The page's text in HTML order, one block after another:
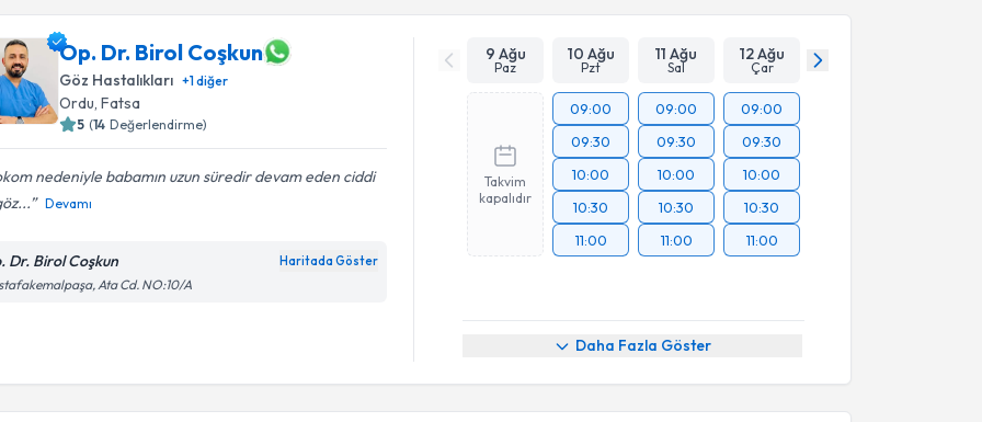
Op. Dr. Birol Coşkun
Göz Hastalıkları +1diğer
Ordu,Fatsa
5 (14 Değerlendirme)
nedeniyle babamın uzun süredir devam eden ciddi
Devamı
Dr. Birol Coşkun Haritada Göster
Ata Cd. NO:10/A
9 Ağu
Paz
10 Ağu
Pzt
11 Ağu
Sal
12 Ağu
Çar
Takvim
kapalıdır
09:00
09:30
10:00
10:30
11:00
09:00
09:30
10:00
10:30
11:00
09:00
09:30
10:00
10:30
11:00
Daha Fazla Göster